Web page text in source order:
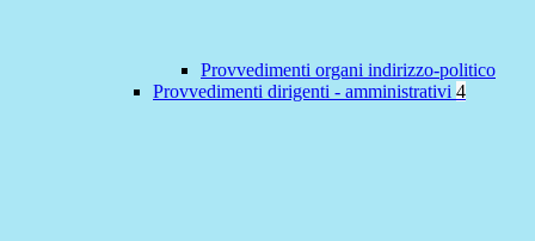
Provvedimenti organi indirizzo-politico
Provvedimenti dirigenti - amministrativi 4